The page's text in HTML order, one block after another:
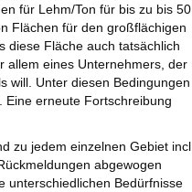
für Lehm/Ton für bis zu bis 50
Flächen für den großflächigen
diese Fläche auch tatsächlich
allem eines Unternehmers, der
will. Unter diesen Bedingungen
Eine erneute Fortschreibung
zu jedem einzelnen Gebiet incl.
abgewogen
unterschiedlichen Bedürfnisse